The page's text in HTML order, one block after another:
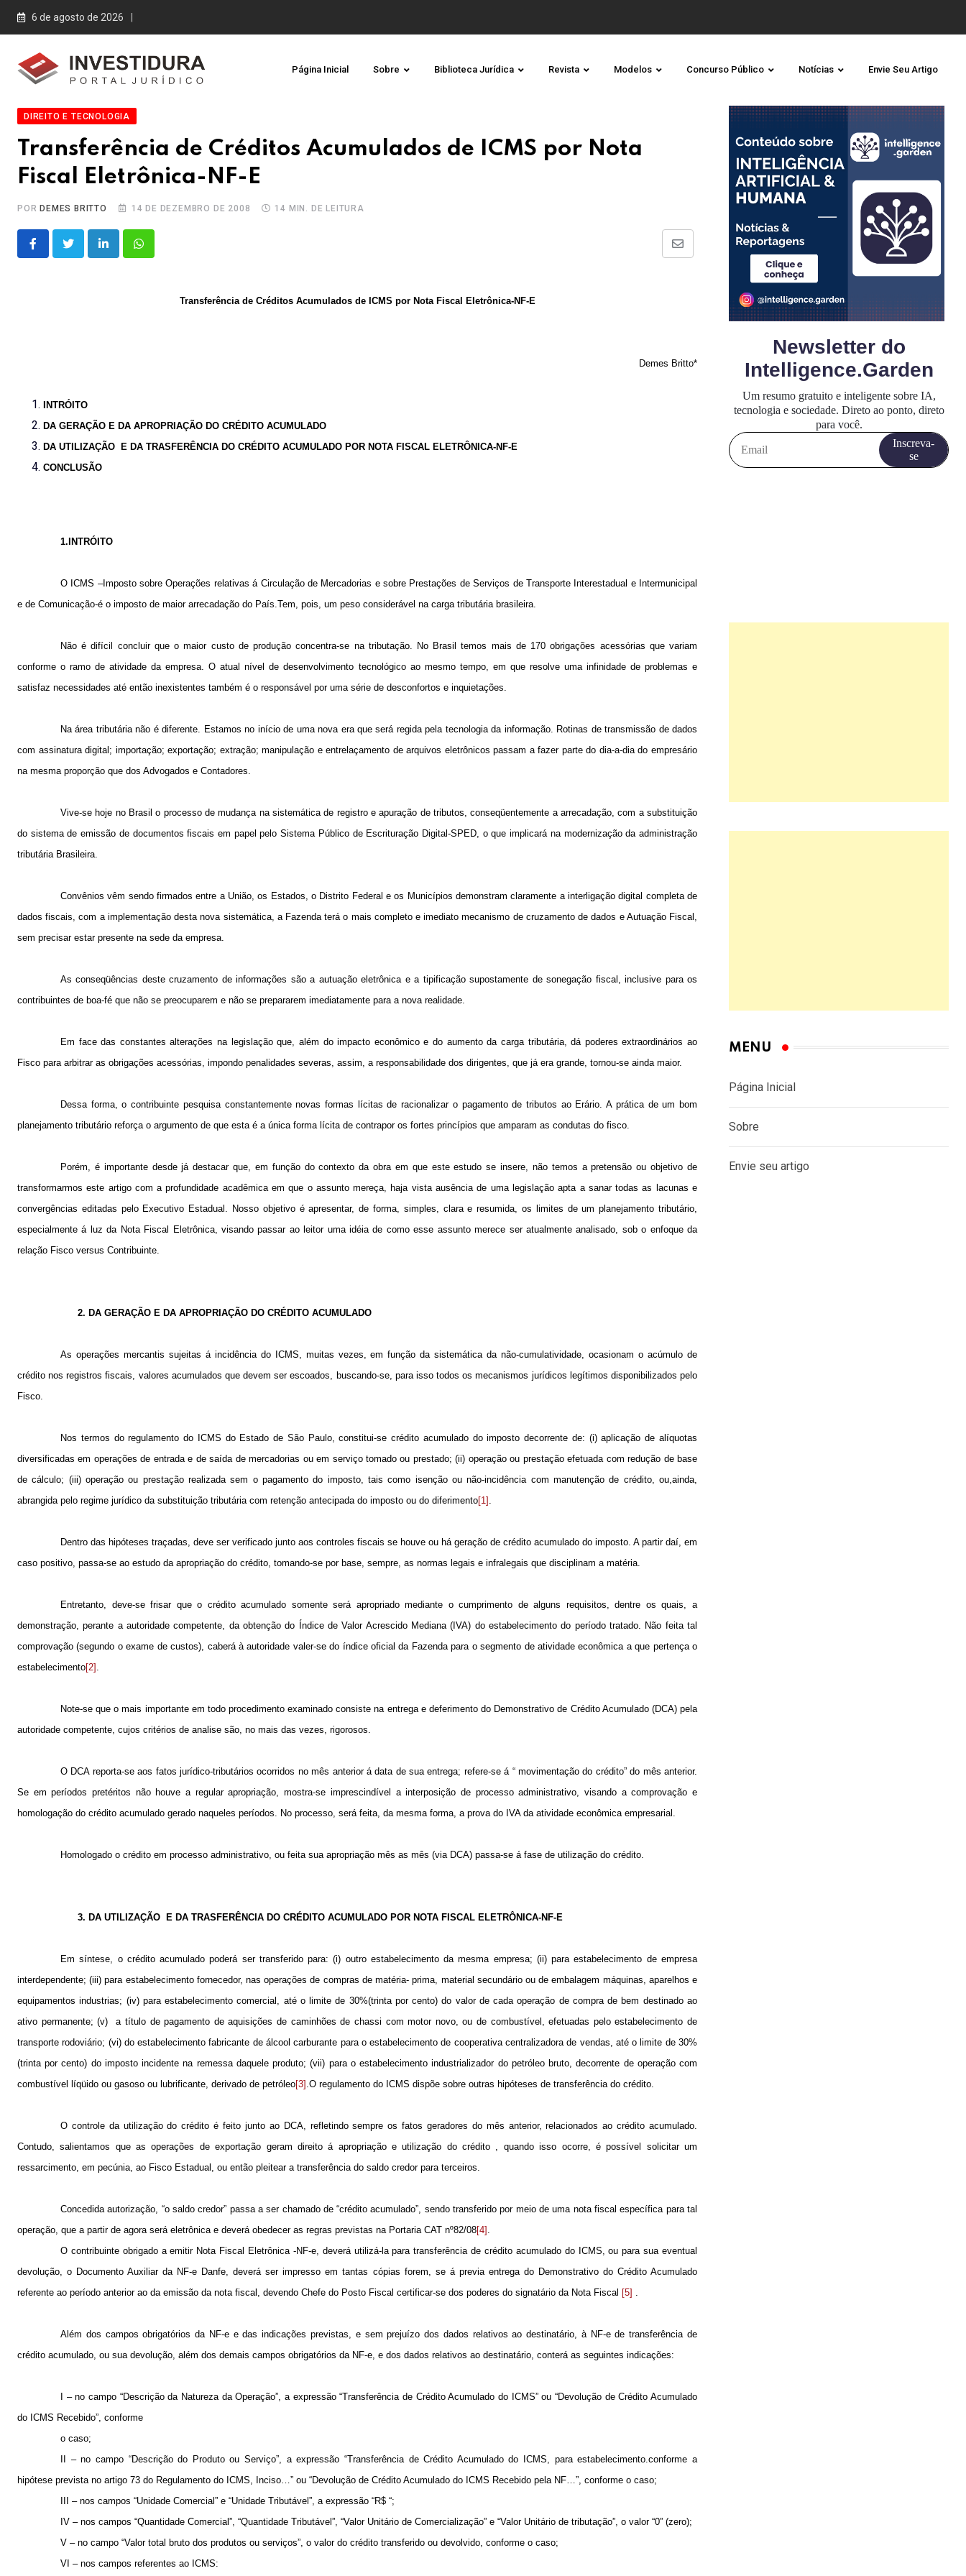
Skip
6 de agosto de 2026
Página Inicial Sobre Biblioteca Jurídica Revista Modelos Concurso Público Notícias Envie Seu Artigo
DIREITO E TECNOLOGIA
Transferência de Créditos Acumulados de ICMS por Nota
Fiscal Eletrônica-NF-E
PORDEMES BRITTO 14 DE DEZEMBRO DE 2008 14 MIN. DE LEITURA
LinkedInWhatsapp
Share
Transferência de Créditos Acumulados de ICMS por Nota Fiscal Eletrônica-NF-E
Demes Britto*
INTRÓITO
DA GERAÇÃO E DA APROPRIAÇÃO DO CRÉDITO ACUMULADO
DA UTILIZAÇÃO E DA TRASFERÊNCIA DO CRÉDITO ACUMULADO POR NOTA FISCAL ELETRÔNICA-NF-E
CONCLUSÃO
1.INTRÓITO
O ICMS –Imposto sobre Operações relativas á Circulação de Mercadorias e sobre Prestações de Serviços de Transporte Interestadual e Intermunicipal
e de Comunicação-é o imposto de maior arrecadação do País.Tem, pois, um peso considerável na carga tributária brasileira.
Não é difícil concluir que o maior custo de produção concentra-se na tributação. No Brasil temos mais de 170 obrigações acessórias que variam
conforme o ramo de atividade da empresa. O atual nível de desenvolvimento tecnológico ao mesmo tempo, em que resolve uma infinidade de problemas e
satisfaz necessidades até então inexistentes também é o responsável por uma série de desconfortos e inquietações.
Na área tributária não é diferente. Estamos no início de uma nova era que será regida pela tecnologia da informação. Rotinas de transmissão de dados
com assinatura digital; importação; exportação; extração; manipulação e entrelaçamento de arquivos eletrônicos passam a fazer parte do dia-a-dia do empresário
na mesma proporção que dos Advogados e Contadores.
Vive-se hoje no Brasil o processo de mudança na sistemática de registro e apuração de tributos, conseqüentemente a arrecadação, com a substituição
do sistema de emissão de documentos fiscais em papel pelo Sistema Público de Escrituração Digital-SPED, o que implicará na modernização da administração
tributária Brasileira.
Convênios vêm sendo firmados entre a União, os Estados, o Distrito Federal e os Municípios demonstram claramente a interligação digital completa de
dados fiscais, com a implementação desta nova sistemática, a Fazenda terá o mais completo e imediato mecanismo de cruzamento de dados e Autuação Fiscal,
sem precisar estar presente na sede da empresa.
As conseqüências deste cruzamento de informações são a autuação eletrônica e a tipificação supostamente de sonegação fiscal, inclusive para os
contribuintes de boa-fé que não se preocuparem e não se prepararem imediatamente para a nova realidade.
Em face das constantes alterações na legislação que, além do impacto econômico e do aumento da carga tributária, dá poderes extraordinários ao
Fisco para arbitrar as obrigações acessórias, impondo penalidades severas, assim, a responsabilidade dos dirigentes, que já era grande, tornou-se ainda maior.
Dessa forma, o contribuinte pesquisa constantemente novas formas lícitas de racionalizar o pagamento de tributos ao Erário. A prática de um bom
planejamento tributário reforça o argumento de que esta é a única forma lícita de contrapor os fortes princípios que amparam as condutas do fisco.
Porém, é importante desde já destacar que, em função do contexto da obra em que este estudo se insere, não temos a pretensão ou objetivo de
transformarmos este artigo com a profundidade acadêmica em que o assunto mereça, haja vista ausência de uma legislação apta a sanar todas as lacunas e
convergências editadas pelo Executivo Estadual. Nosso objetivo é apresentar, de forma, simples, clara e resumida, os limites de um planejamento tributário,
especialmente á luz da Nota Fiscal Eletrônica, visando passar ao leitor uma idéia de como esse assunto merece ser atualmente analisado, sob o enfoque da
relação Fisco versus Contribuinte.
2. DA GERAÇÃO E DA APROPRIAÇÃO DO CRÉDITO ACUMULADO
As operações mercantis sujeitas á incidência do ICMS, muitas vezes, em função da sistemática da não-cumulatividade, ocasionam o acúmulo de
crédito nos registros fiscais, valores acumulados que devem ser escoados, buscando-se, para isso todos os mecanismos jurídicos legítimos disponibilizados pelo
Fisco.
Nos termos do regulamento do ICMS do Estado de São Paulo, constitui-se crédito acumulado do imposto decorrente de: (i) aplicação de alíquotas
diversificadas em operações de entrada e de saída de mercadorias ou em serviço tomado ou prestado; (ii) operação ou prestação efetuada com redução de base
de cálculo; (iii) operação ou prestação realizada sem o pagamento do imposto, tais como isenção ou não-incidência com manutenção de crédito, ou,ainda,
abrangida pelo regime jurídico da substituição tributária com retenção antecipada do imposto ou do diferimento[1]
Dentro das hipóteses traçadas, deve ser verificado junto aos controles fiscais se houve ou há geração de crédito acumulado do imposto. A partir daí, em
caso positivo, passa-se ao estudo da apropriação do crédito, tomando-se por base, sempre, as normas legais e infralegais que disciplinam a matéria.
Entretanto, deve-se frisar que o crédito acumulado somente será apropriado mediante o cumprimento de alguns requisitos, dentre os quais, a
demonstração, perante a autoridade competente, da obtenção do Índice de Valor Acrescido Mediana (IVA) do estabelecimento do período tratado. Não feita tal
comprovação (segundo o exame de custos), caberá à autoridade valer-se do índice oficial da Fazenda para o segmento de atividade econômica a que pertença o
estabelecimento[2]
Note-se que o mais importante em todo procedimento examinado consiste na entrega e deferimento do Demonstrativo de Crédito Acumulado (DCA) pela
autoridade competente, cujos critérios de analise são, no mais das vezes, rigorosos.
O DCA reporta-se aos fatos jurídico-tributários ocorridos no mês anterior á data de sua entrega; refere-se á “ movimentação do crédito” do mês anterior.
Se em períodos pretéritos não houve a regular apropriação, mostra-se imprescindível a interposição de processo administrativo, visando a comprovação e
homologação do crédito acumulado gerado naqueles períodos. No processo, será feita, da mesma forma, a prova do IVA da atividade econômica empresarial.
Homologado o crédito em processo administrativo, ou feita sua apropriação mês as mês (via DCA) passa-se á fase de utilização do crédito.
3. DA UTILIZAÇÃO E DA TRASFERÊNCIA DO CRÉDITO ACUMULADO POR NOTA FISCAL ELETRÔNICA-NF-E
Em síntese, o crédito acumulado poderá ser transferido para: (i) outro estabelecimento da mesma empresa; (ii) para estabelecimento de empresa
interdependente; (iii) para estabelecimento fornecedor, nas operações de compras de matéria- prima, material secundário ou de embalagem máquinas, aparelhos e
equipamentos industrias; (iv) para estabelecimento comercial, até o limite de 30%(trinta por cento) do valor de cada operação de compra de bem destinado ao
ativo permanente; (v)
a título de pagamento de aquisições de caminhões de chassi com motor novo, ou de combustível, efetuadas pelo estabelecimento de
transporte rodoviário; (vi) do estabelecimento fabricante de álcool carburante para o estabelecimento de cooperativa centralizadora de vendas, até o limite de 30%
(trinta por cento) do imposto incidente na remessa daquele produto; (vii) para o estabelecimento industrializador do petróleo bruto, decorrente de operação com
combustível líqüido ou gasoso ou lubrificante, derivado de petróleo[3] .O regulamento do ICMS dispõe sobre outras hipóteses de transferência do crédito.
O controle da utilização do crédito é feito junto ao DCA, refletindo sempre os fatos geradores do mês anterior, relacionados ao crédito acumulado.
Contudo, salientamos que as operações de exportação geram direito á apropriação e utilização do crédito , quando isso ocorre, é possível solicitar um
ressarcimento, em pecúnia, ao Fisco Estadual, ou então pleitear a transferência do saldo credor para terceiros.
Concedida autorização, “o saldo credor” passa a ser chamado de “crédito acumulado”, sendo transferido por meio de uma nota fiscal específica para tal
operação, que a partir de agora será eletrônica e deverá obedecer as regras previstas na Portaria CAT nº82/08[4]
O contribuinte obrigado a emitir Nota Fiscal Eletrônica -NF-e, deverá utilizá-la para transferência de crédito acumulado do ICMS, ou para sua eventual
devolução, o Documento Auxiliar da NF-e Danfe, deverá ser impresso em tantas cópias forem, se á previa entrega do Demonstrativo do Crédito Acumulado
referente ao período anterior ao da emissão da nota fiscal, devendo Chefe do Posto Fiscal certificar-se dos poderes do signatário da Nota Fiscal [5]
Além dos campos obrigatórios da NF-e e das indicações previstas, e sem prejuízo dos dados relativos ao destinatário, à NF-e de transferência de
crédito acumulado, ou sua devolução, além dos demais campos obrigatórios da NF-e, e dos dados relativos ao destinatário, conterá as seguintes indicações:
I – no campo “Descrição da Natureza da Operação”, a expressão “Transferência de Crédito Acumulado do ICMS” ou “Devolução de Crédito Acumulado
do ICMS Recebido”, conforme
o caso;
II – no campo “Descrição do Produto ou Serviço”, a expressão “Transferência de Crédito Acumulado do ICMS, para estabelecimento.conforme a
hipótese prevista no artigo 73 do Regulamento do ICMS, Inciso…” ou “Devolução de Crédito Acumulado do ICMS Recebido pela NF…”, conforme o caso;
III – nos campos “Unidade Comercial” e “Unidade Tributável”, a expressão “R$ “;
IV – nos campos “Quantidade Comercial”, “Quantidade Tributável”, “Valor Unitário de Comercialização” e “Valor Unitário de tributação”, o valor “0” (zero);
V – no campo “Valor total bruto dos produtos ou serviços”, o valor do crédito transferido ou devolvido, conforme o caso;
VI – nos campos referentes ao ICMS:
MENU
Página Inicial
Sobre
Envie seu artigo